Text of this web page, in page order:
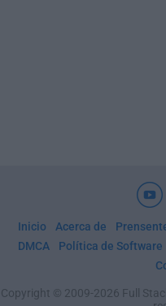
Inicio Acerca de
DMCA
Política de Software
Copyright © 2009-2026 Full